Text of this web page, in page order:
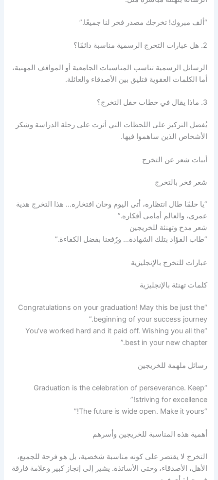
“ألف مبروك! تخرجك مصدر فخر لنا جميعًا.”
2. هل عبارات التخرج الرسمية مناسبة دائمًا؟
الرسائل الرسمية تناسب المناسبات الجامعية أو المواقف المهنية،
أما الكلمات العفوية فتليق بين الأصدقاء والعائلة.
3. ماذا يقال في خطاب حفل التخرج؟
يُفضل التركيز على اللحظات التي أثرت على رحلة الدراسة وشكر
الأشخاص الذين ساهموا فيها.
أبيات شعر عن التخرج
شعر فخر بالتخرج
“يا حلمًا طال انتظاره، أتى اليوم وحان افتخاره… هذا التخرج هدية
عمري، والعالم أمامي أفكاره.”
شعر مدح وتهنئة للخريجين
“طاب الفؤاد بتلك الشهادة… ورُفعنا بفضل الكفاءة.”
عبارات للتخرج بالإنجليزية
كلمات تهنئة بالإنجليزية
“Congratulations on your graduation! May this be just the
beginning of your success journey.”
“You’ve worked hard and it paid off. Wishing you all the
best in your new chapter.”
رسائل ملهمة للخريجين
“Graduation is the celebration of perseverance. Keep
striving for excellence!”
“The future is wide open. Make it yours!”
أهمية هذه المناسبة للخريجين وأسرهم
التخرج لا يقتصر على كونه مناسبة شخصية، بل هو فرحة للجميع،
الأهل، الأصدقاء، وحتى الأساتذة. يشير إلى إنجاز كبير وعلامة فارقة